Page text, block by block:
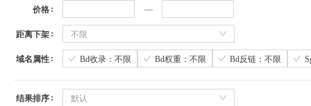
价格
距离下架 不限
域名属性 Bd收录：不限 Bd权重：不限 Bd反链：不限
结果排序 默认